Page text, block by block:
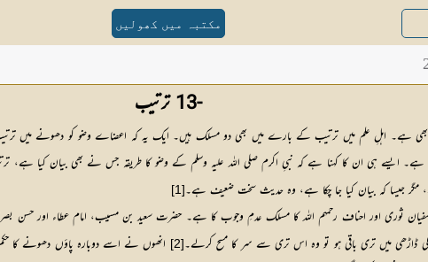
مکتبہ میں کھولیں
-13 ترتیب
ہے۔ اہلِ علم میں ترتیب کے بارے میں بھی دو مسلک ہیں۔ ایک یہ کہ اعضاے وضو کو دھونے میں ترتیب
ہی ان کا کہنا ہے کہ نبیِ اکرم صلی اللہ علیہ وسلم کے وضو کا طریقہ جس نے بھی بیان کیا ہے، ترتیب
مگر جیسا کہ بیان کیا جا چکا ہے، وہ حدیث سخت ضعیف ہے۔[1]
ثوری اور احناف رحمہم اللہ کا مسلک عدمِ وجوب کا ہے۔ حضرت سعید بن مسیب، امام عطاء اور حسن
ڈاڑھی میں تری باقی ہو تو وہ اس تری سے سر کا مسح کرلے۔[2]